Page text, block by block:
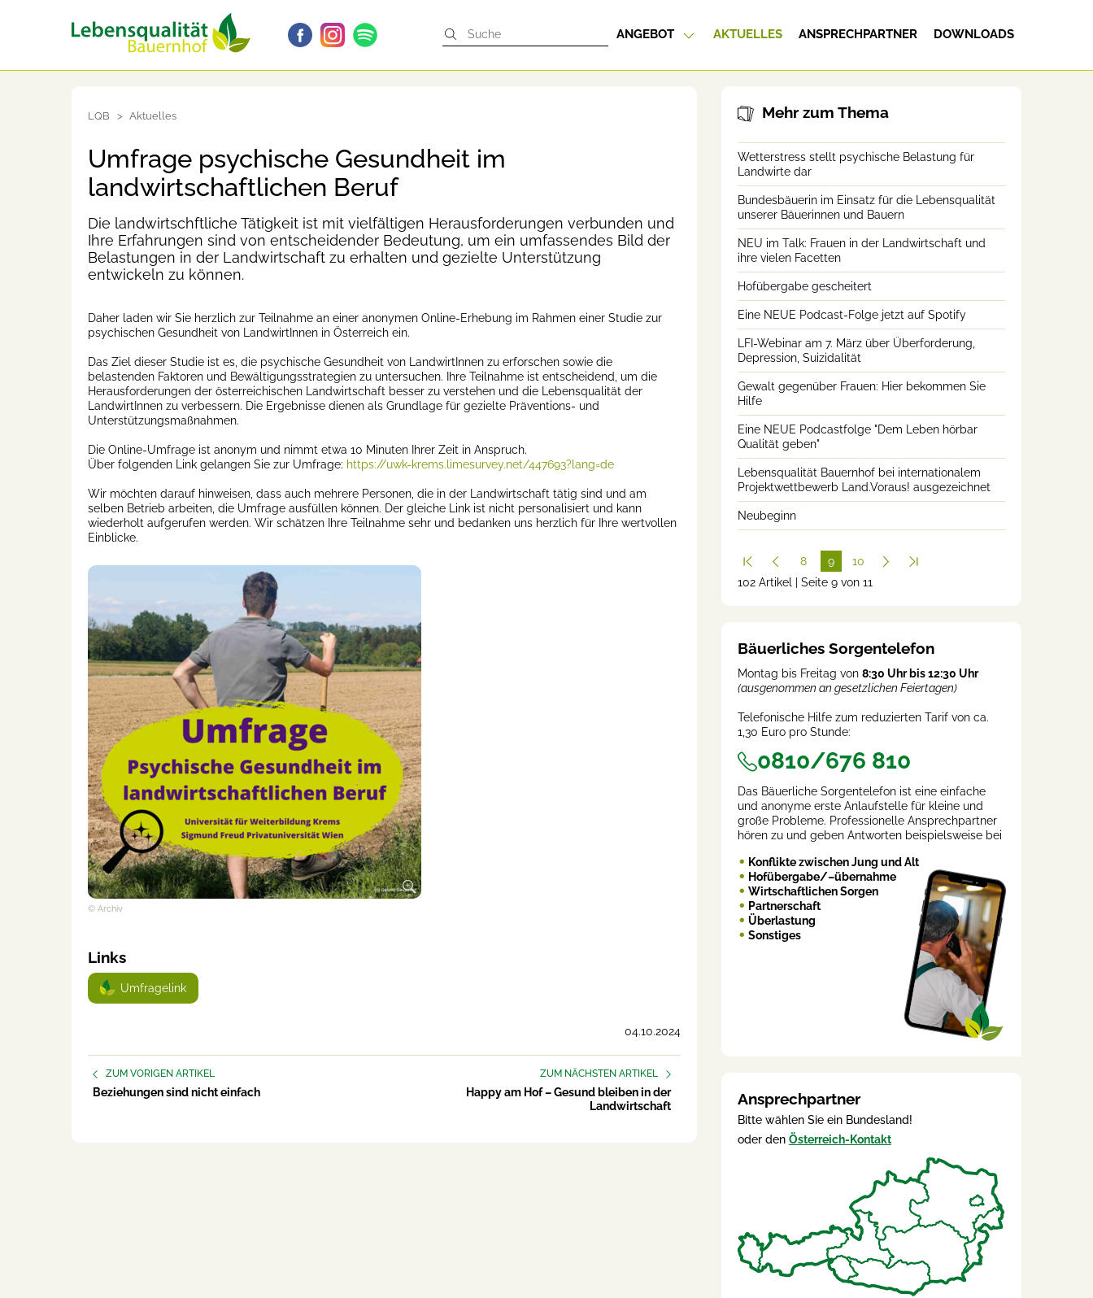
ANGEBOT AKTUELLES ANSPRECHPARTNER DOWNLOADS
LQB Aktuelles
Umfrage psychische Gesundheit im
landwirtschaftlichen Beruf
Die landwirtschftliche Tätigkeit ist mit vielfältigen Herausforderungen verbunden und
Ihre Erfahrungen sind von entscheidender Bedeutung, um ein umfassendes Bild der
Belastungen in der Landwirtschaft zu erhalten und gezielte Unterstützung
entwickeln zu können.
Daher laden wir Sie herzlich zur Teilnahme an einer anonymen Online-Erhebung im Rahmen einer Studie zur
psychischen Gesundheit von LandwirtInnen in Österreich ein.
Das Ziel dieser Studie ist es, die psychische Gesundheit von LandwirtInnen zu erforschen sowie die
belastenden Faktoren und Bewältigungsstrategien zu untersuchen. Ihre Teilnahme ist entscheidend, um die
Herausforderungen der österreichischen Landwirtschaft besser zu verstehen und die Lebensqualität der
LandwirtInnen zu verbessern. Die Ergebnisse dienen als Grundlage für gezielte Präventions- und
Unterstützungsmaßnahmen.
Die Online-Umfrage ist anonym und nimmt etwa 10 Minuten Ihrer Zeit in Anspruch.
Über folgenden Link gelangen Sie zur Umfrage: https://uwk-krems.limesurvey.net/447693?lang=de
Wir möchten darauf hinweisen, dass auch mehrere Personen, die in der Landwirtschaft tätig sind und am
selben Betrieb arbeiten, die Umfrage ausfüllen können. Der gleiche Link ist nicht personalisiert und kann
wiederholt aufgerufen werden. Wir schätzen Ihre Teilnahme sehr und bedanken uns herzlich für Ihre wertvollen
Einblicke.
© Archiv
Links
Umfragelink
04.10.2024
ZUM VORIGEN ARTIKEL
Beziehungen sind nicht einfach
ZUM NÄCHSTEN ARTIKEL
Happy am Hof – Gesund bleiben in der
Landwirtschaft
Mehr zum Thema
Wetterstress stellt psychische Belastung für
Landwirte dar
Bundesbäuerin im Einsatz für die Lebensqualität
unserer Bäuerinnen und Bauern
NEU im Talk: Frauen in der Landwirtschaft und
ihre vielen Facetten
Hofübergabe gescheitert
Eine NEUE Podcast-Folge jetzt auf Spotify
LFI-Webinar am 7. März über Überforderung,
Depression, Suizidalität
Gewalt gegenüber Frauen: Hier bekommen Sie
Hilfe
Eine NEUE Podcastfolge "Dem Leben hörbar
Qualität geben"
Lebensqualität Bauernhof bei internationalem
Projektwettbewerb Land.Voraus! ausgezeichnet
Neubeginn
8
9
(cur
10
102 Artikel | Seite 9 von 11
Bäuerliches Sorgentelefon
Montag bis Freitag von 8:30 Uhr bis 12:30 Uhr
(ausgenommen an gesetzlichen Feiertagen)
Telefonische Hilfe zum reduzierten Tarif von ca.
1,30 Euro pro Stunde:
0810/676 810
Das Bäuerliche Sorgentelefon ist eine einfache
und anonyme erste Anlaufstelle für kleine und
große Probleme. Professionelle Ansprechpartner
hören zu und geben Antworten beispielsweise bei
Konflikte zwischen Jung und Alt
Hofübergabe/–übernahme
Wirtschaftlichen Sorgen
Partnerschaft
Überlastung
Sonstiges
Ansprechpartner
Bitte wählen Sie ein Bundesland!
oder den Österreich-Kontakt